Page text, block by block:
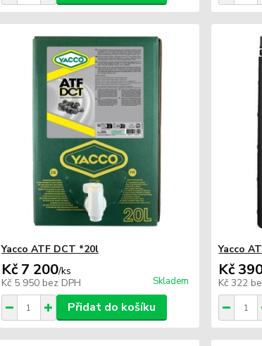
Yacco ATF DCT *20l
Kč 7 200/ks
Kč 5 950 bez DPH Skladem
Přidat do košíku
Yacco
Kč
Kč 322